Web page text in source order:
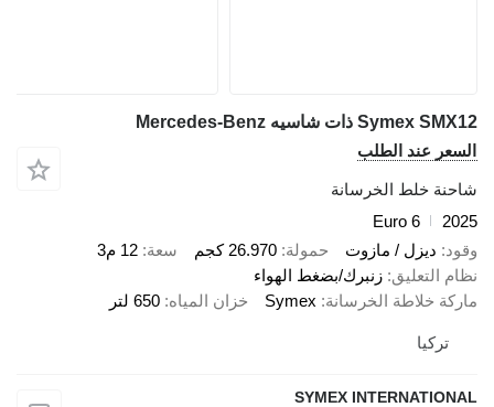
Symex SMX12 ذات شاسيه Mercedes-Benz
السعر عند الطلب
شاحنة خلط الخرسانة
2025
Euro 6
وقود ديزل / مازوت حمولة 26.970 كجم سعة 12 م3
نظام التعليق زنبرك/بضغط الهواء
ماركة خلاطة الخرسانة Symex خزان المياه 650 لتر
تركيا
SYMEX INTERNATIONAL